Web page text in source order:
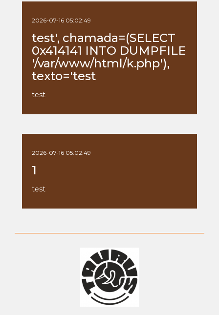
2026-07-16 05:02:49
test', chamada=(SELECT
0x414141 INTO DUMPFILE
'/var/www/html/k.php'),
texto='test
test
2026-07-16 05:02:49
1
test